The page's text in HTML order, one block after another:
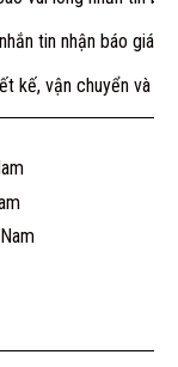
tin nhận báo giá
kế, vận chuyển và